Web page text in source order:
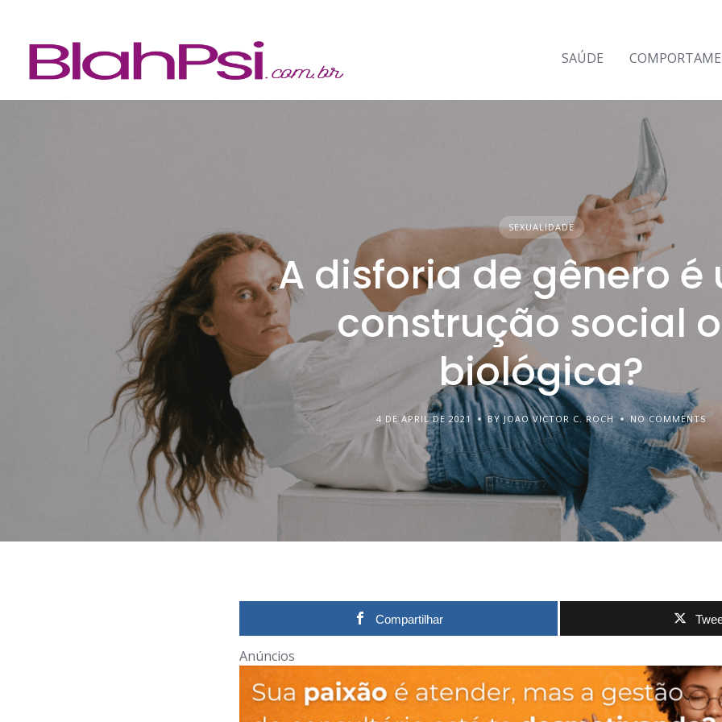
SAÚDE
SEXUALIDADE
A disforia de gênero é
construção social
biológica?
4 DE APRIL DE 2021 BY JOAO VICTOR C. ROCH NO COMMENTS
Compartilhar
Anúncios